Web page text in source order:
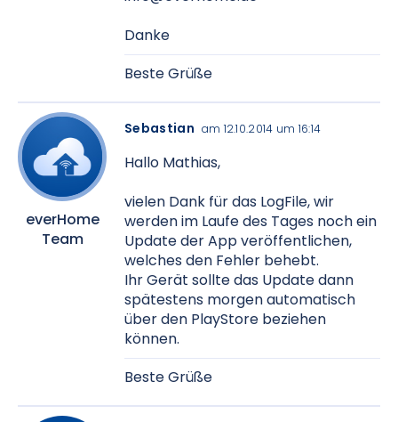
Danke
Beste Grüße
everHome
Team
Sebastian am 12.10.2014 um 16:14
Hallo Mathias,
vielen Dank für das LogFile, wir
werden im Laufe des Tages noch ein
Update der App veröffentlichen,
welches den Fehler behebt.
Ihr Gerät sollte das Update dann
spätestens morgen automatisch
über den PlayStore beziehen
können.
Beste Grüße